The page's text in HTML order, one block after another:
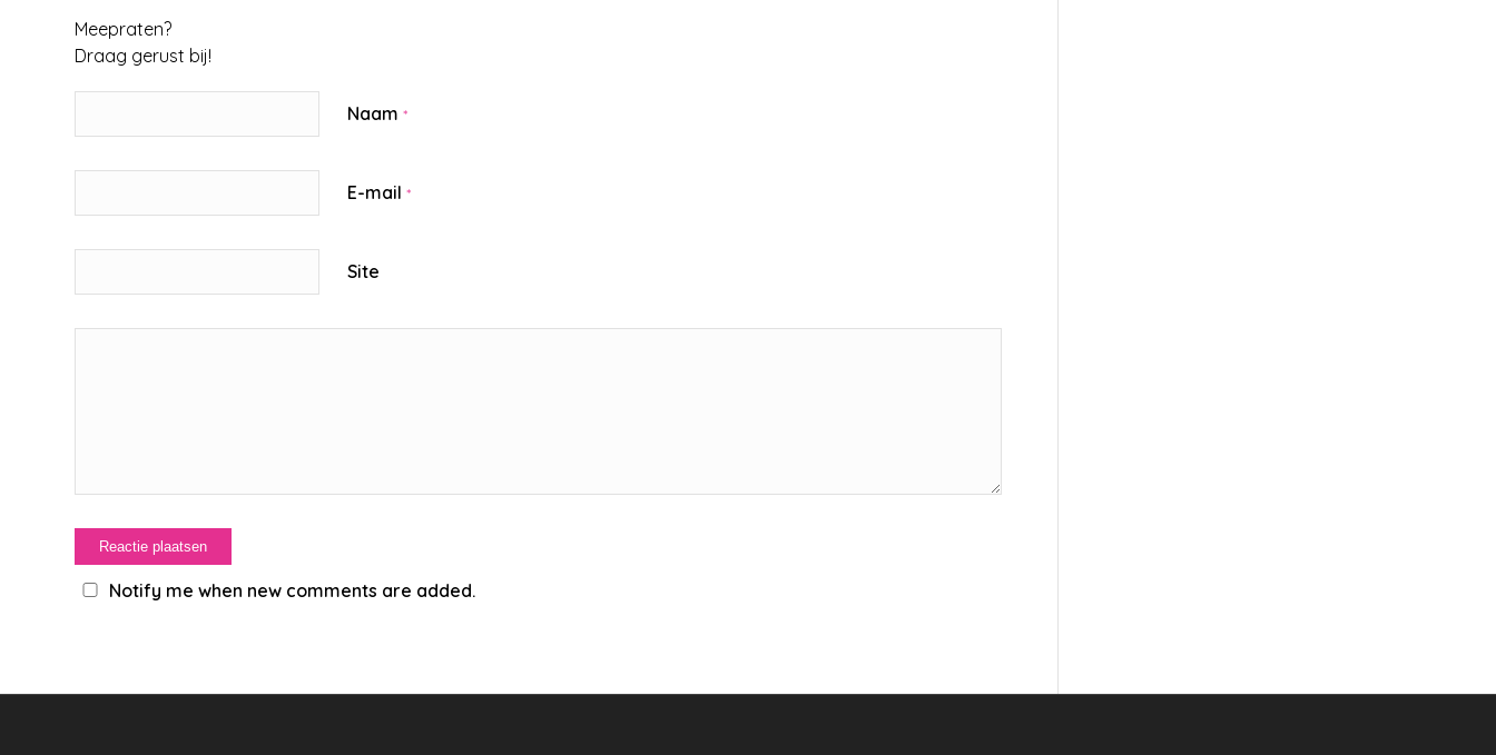
Meepraten?
Draag gerust bij!
Naam *
E-mail *
Site
Notify me when new comments are added.